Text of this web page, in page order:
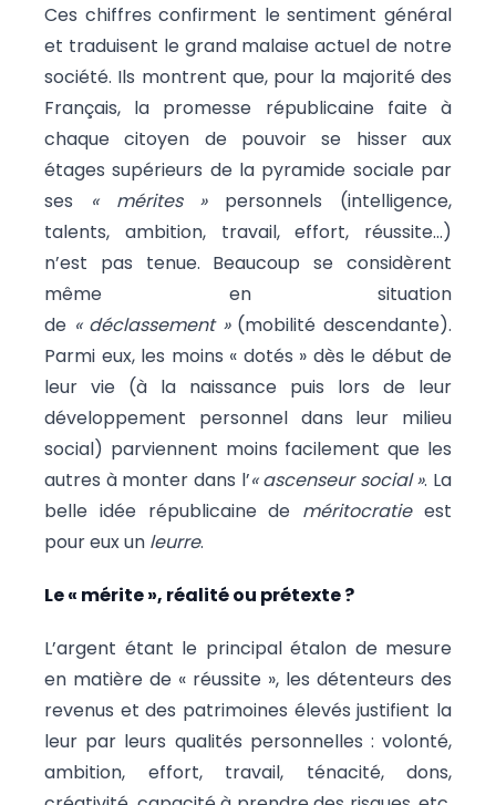
Ces chiffres confirment le sentiment général
et traduisent le grand malaise actuel de notre
société. Ils montrent que, pour la majorité des
Français, la promesse républicaine faite à
chaque citoyen de pouvoir se hisser aux
étages supérieurs de la pyramide sociale par
ses « mérites »personnels (intelligence,
talents, ambition, travail, effort, réussite…)
n’est pas tenue. Beaucoup se considèrent
même en situation
de « déclassement »(mobilité descendante).
Parmi eux, les moins « dotés » dès le début de
leur vie (à la naissance puis lors de leur
développement personnel dans leur milieu
social) parviennent moins facilement que les
autres à monter dans l’« ascenseur social ». La
belle idée républicaine de méritocratieest
pour eux un leurre.
Le « mérite », réalité ou prétexte ?
L’argent étant le principal étalon de mesure
en matière de « réussite », les détenteurs des
revenus et des patrimoines élevés justifient la
leur par leurs qualités personnelles : volonté,
ambition, effort, travail, ténacité, dons,